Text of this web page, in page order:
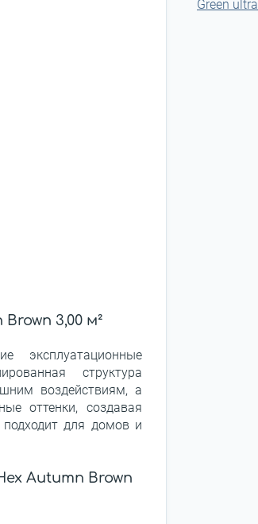
3,00 м²
эксплуатационные
структура
воздействиям, а
оттенки, создавая
для домов и
Autumn Brown
Green ultra